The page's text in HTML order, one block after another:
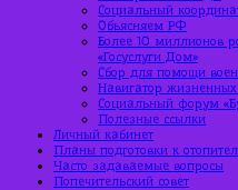
Социальный
Объясняем РФ
Более 10 миллионов
«Госуслуги Дом»
Сбор для помощи
Навигатор
Социальный форум
Полезные ссылки
Личный кабинет
Планы подготовки к
Часто задаваемые вопросы
Попечительский совет